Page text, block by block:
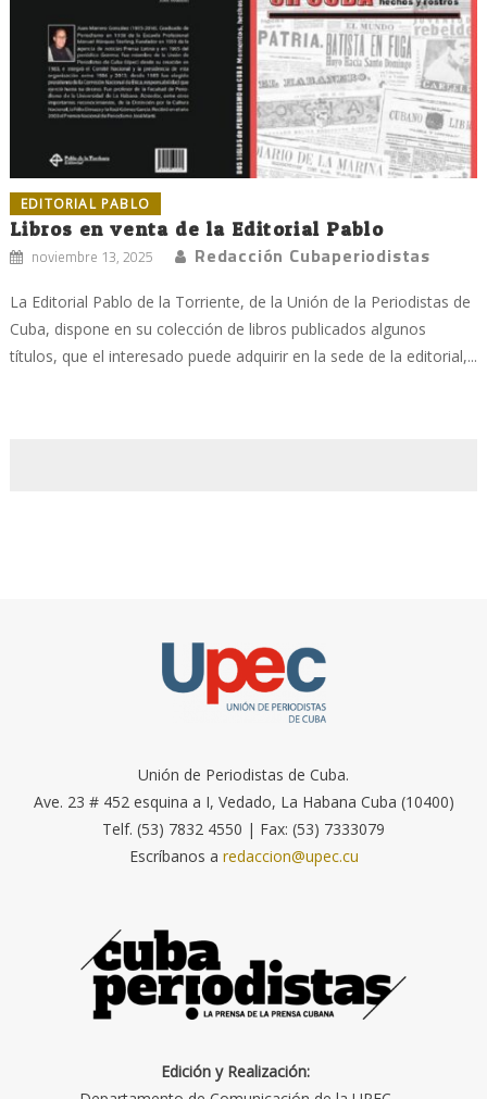
EDITORIAL PABLO
Libros en venta de la Editorial Pablo
noviembre 13, 2025 Redacción Cubaperiodistas
La Editorial Pablo de la Torriente, de la Unión de la Periodistas de
Cuba, dispone en su colección de libros publicados algunos
títulos, que el interesado puede adquirir en la sede de la editorial,...
Unión de Periodistas de Cuba.
Ave. 23 # 452 esquina a I, Vedado, La Habana Cuba (10400)
Telf. (53) 7832 4550 | Fax: (53) 7333079
Escríbanos a redaccion@upec.cu
Edición y Realización: